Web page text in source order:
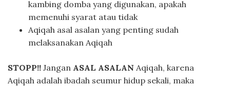
kambing domba yang digunakan, apakah
memenuhi syarat atau tidak
Aqiqah asal asalan yang penting sudah
melaksanakan Aqiqah
STOPP!! Jangan ASAL ASALAN Aqiqah, karena
Aqiqah adalah ibadah seumur hidup sekali, maka